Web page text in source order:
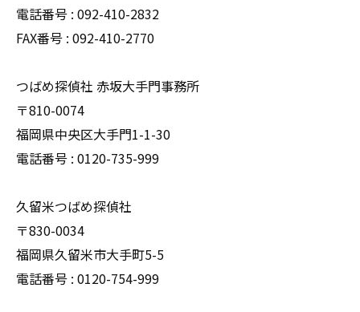
電話番号 : 092-410-2832
FAX番号 : 092-410-2770
つばめ探偵社 赤坂大手門事務所
〒810-0074
福岡県中央区大手門1-1-30
電話番号 : 0120-735-999
久留米つばめ探偵社
〒830-0034
福岡県久留米市大手町5-5
電話番号 : 0120-754-999